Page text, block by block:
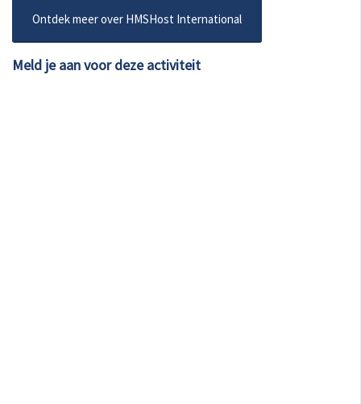
Ontdek meer over HMSHost International
Meld je aan voor deze activiteit